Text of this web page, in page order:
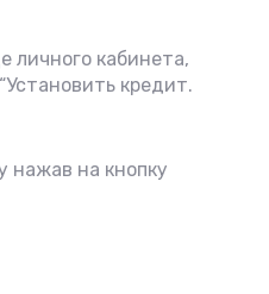
личного кабинета,
кредит.
нажав на кнопку